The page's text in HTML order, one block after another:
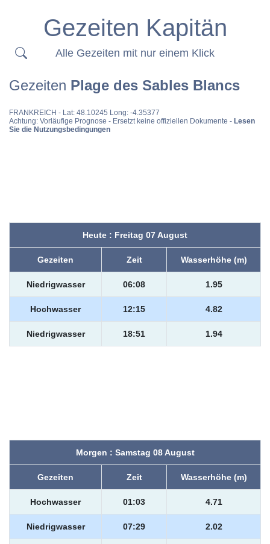
Gezeiten Kapitän
Alle Gezeiten mit nur einem Klick
Gezeiten Plage des Sables Blancs
FRANKREICH - Lat: 48.10245 Long: -4.35377
Achtung: Vorläufige Prognose - Ersetzt keine offiziellen Dokumente - Lesen
Sie die Nutzungsbedingungen
Heute : Freitag 07 August
Gezeiten Zeit Wasserhöhe (m)
Niedrigwasser 06:08 1.95
Hochwasser 12:15 4.82
Niedrigwasser 18:51 1.94
Morgen : Samstag 08 August
Gezeiten Zeit Wasserhöhe (m)
Hochwasser 01:03 4.71
Niedrigwasser 07:29 2.02